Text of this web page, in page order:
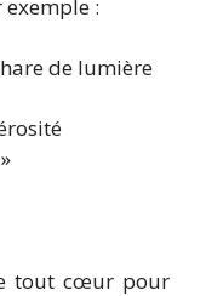
:
de lumière
tout cœur pour